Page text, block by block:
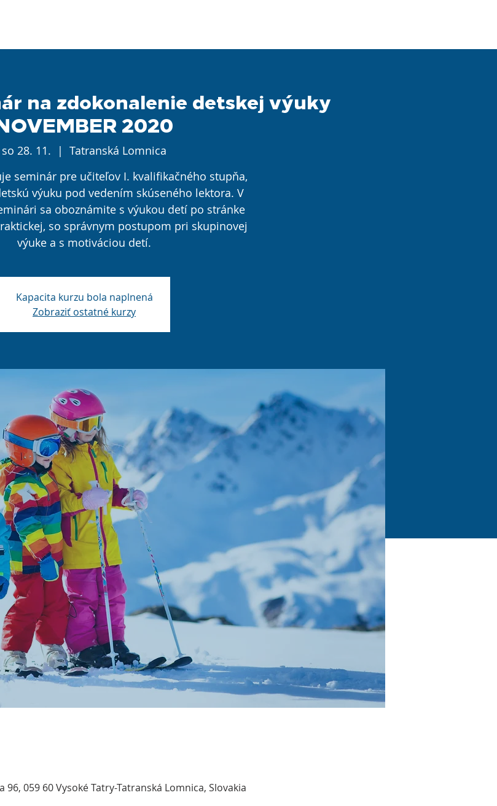
na zdokonalenie detskej výuky
2020
so 28. 11.
  |
Tatranská Lomnica
seminár pre učiteľov I. kvalifikačného stupňa,
výuku pod vedením skúseného lektora. V
sa oboznámite s výukou detí po stránke
so správnym postupom pri skupinovej
výuke a s motiváciou detí.
Kapacita kurzu bola naplnená
Zobraziť ostatné kurzy
059 60 Vysoké Tatry-Tatranská Lomnica, Slovakia